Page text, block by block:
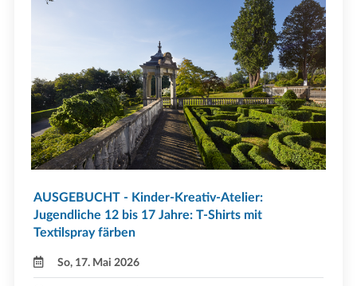
AUSGEBUCHT - Kinder-Kreativ-Atelier:
Jugendliche 12 bis 17 Jahre: T-Shirts mit
Textilspray färben
So, 17. Mai 2026